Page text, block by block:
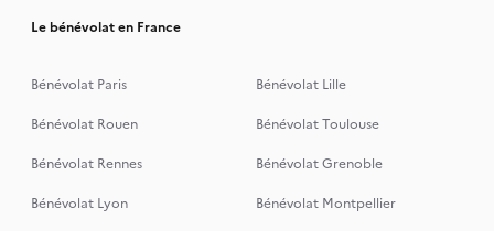
Le bénévolat en France
Bénévolat Paris
Bénévolat Lille
Bénévolat Rouen
Bénévolat Toulouse
Bénévolat Rennes
Bénévolat Grenoble
Bénévolat Lyon
Bénévolat Montpellier